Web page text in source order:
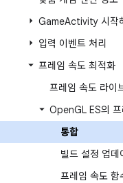
GameActivity 시작
입력 이벤트 처리
프레임 속도 최적화
프레임 속도 라이
OpenGL ES의
통합
빌드 설정 업데
프레임 속도 함